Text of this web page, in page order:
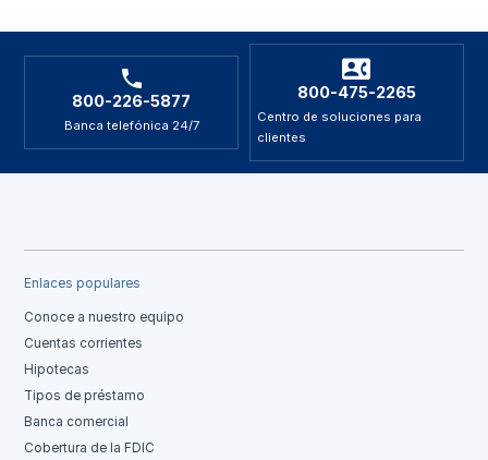
800-226-5877
Banca telefónica 24/7
800-475-2265
Centro de soluciones para
clientes
Enlaces populares
Conoce a nuestro equipo
Cuentas corrientes
Hipotecas
Tipos de préstamo
Banca comercial
Cobertura de la FDIC